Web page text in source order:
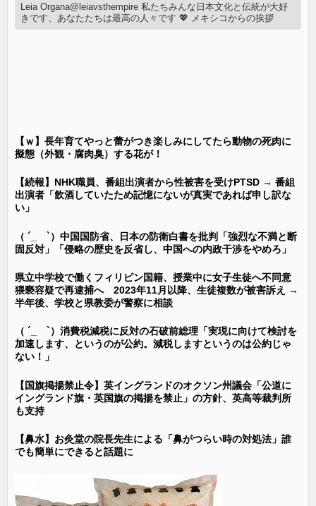
Leia Organa@leiavsthempire 私たちみんな日本文化と伝統が大好
きです、あなたたちは最高の人々です 💖 メキシコからの挨拶
【ｗ】長年育てやっと蕾がつき楽しみにしてたら動物の死肉に
擬態（外観・腐肉臭）する花が！
【続報】NHK職員、番組出演者から性被害を受けPTSD → 番組
出演者「飲酒していたため記憶にないが真実であれば申し訳な
い」
（ ´_ゝ`）中国国防省、日本の防衛白書を批判「強烈な不満と断
固反対」「侵略の歴史を反省し、中国への内政干渉をやめろ」
県立中学校で働くフィリピン国籍、授業中に女子生徒へ不同意
猥褻容疑で再逮捕へ 2023年11月以降、生徒複数が被害訴え →
半年後、学校と県教委が警察に相談
（ ´_ゝ`）消費税減税に反対の石破前総理「実現に向けて検討を
加速します、というのが公約。減税しますというのは公約じゃ
ない！」
【国旗掲揚禁止令】英イングランドのオクソン州議会「公道に
イングランド旗・英国旗の掲揚を禁止」の方針、英高等裁判所
も支持
【鼻水】お灸堂の院長先生による「鼻がつらい時の対処法」誰
でも簡単にできると話題に